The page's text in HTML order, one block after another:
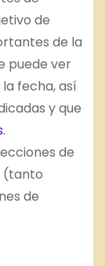
de
de la
puede ver
fecha, así
y que
.
de
(tanto
de